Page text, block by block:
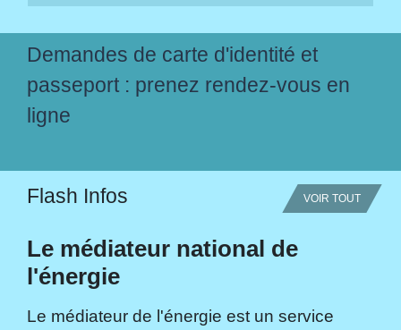
Demandes de carte d'identité et
passeport : prenez rendez-vous en
ligne
Flash Infos VOIR TOUT
Le médiateur national de
l'énergie
Le médiateur de l'énergie est un service